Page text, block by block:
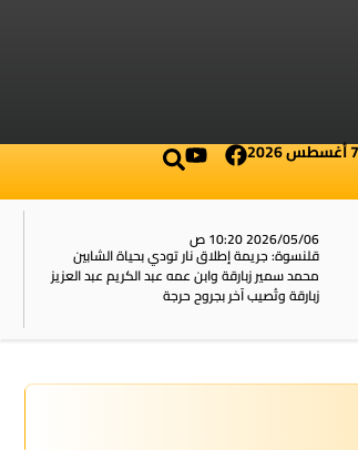
2026/05/06 10:20 ص
قلنسوة: جريمة إطلاق نار تودي بحياة الشابين
محمد سمير زبارقة وابن عمه عبد الكريم عبد العزيز
زبارقة وتُصيب آخر بجروح حرجة